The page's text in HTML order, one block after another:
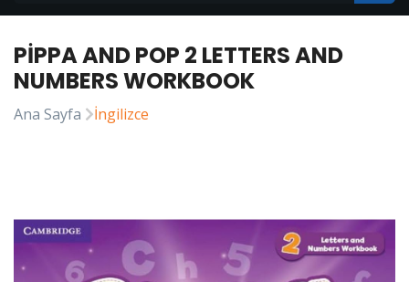
PIPPA AND POP 2 LETTERS AND
NUMBERS WORKBOOK
Ana Sayfa İngilizce